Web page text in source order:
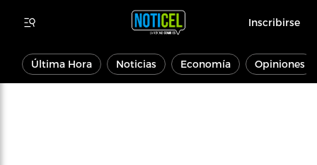
Inscribirse
Última Hora Noticias Economía Opiniones